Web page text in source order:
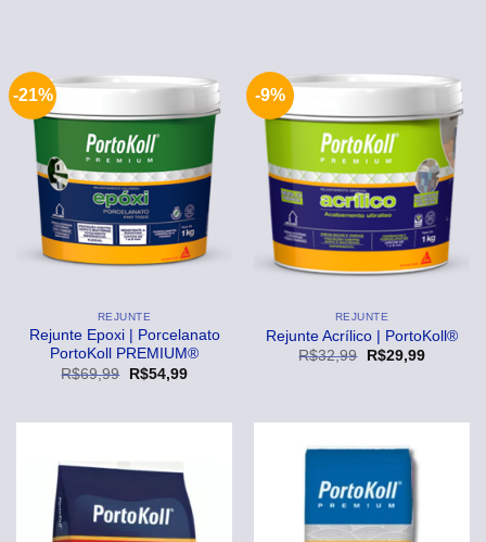
-21%
REJUNTE
Rejunte Epoxi | Porcelanato
PortoKoll PREMIUM®
R$69,99
O
R$54,99O
-9%
REJUNTE
Rejunte Acrílico | PortoKoll®
R$32,99
O
R$29,99O